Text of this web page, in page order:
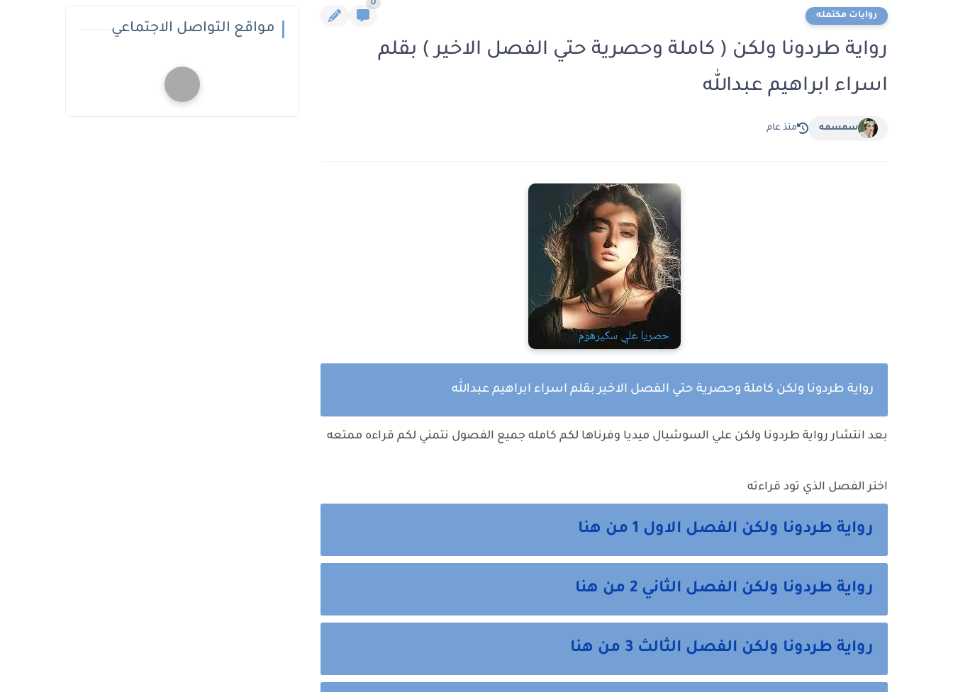
روايات مكتمله
0
رواية طردونا ولكن ( كاملة وحصرية حتي الفصل الاخير ) بقلم
اسراء ابراهيم عبدالله
سمسمه منذ عام
رواية طردونا ولكن كاملة وحصرية حتي الفصل الاخير بقلم اسراء ابراهيم عبدالله
بعد انتشار رواية طردونا ولكن علي السوشيال ميديا وفرناها لكم كامله جميع الفصول نتمني لكم قراءه ممتعه
اختر الفصل الذي تود قراءته
رواية طردونا ولكن الفصل الاول 1 من هنا
رواية طردونا ولكن الفصل الثاني 2 من هنا
رواية طردونا ولكن الفصل الثالث 3 من هنا
مواقع التواصل الاجتماعي